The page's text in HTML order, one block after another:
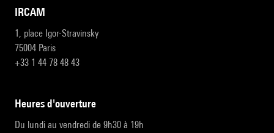
IRCAM
1, place Igor-Stravinsky
75004 Paris
+33 1 44 78 48 43
heures d'ouverture
Du lundi au vendredi de 9h30 à 19h